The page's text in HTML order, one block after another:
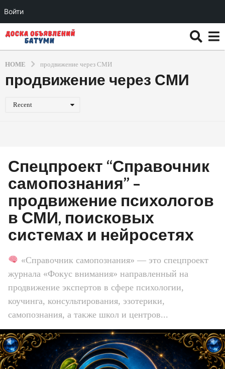
Войти
HOME продвижение через СМИ
продвижение через СМИ
Recent
Спецпроект “Справочник
самопознания” –
продвижение психологов
в СМИ, поисковых
системах и нейросетях
«Справочник самопознания» — это спецпроект
журнала «Фокус внимания» направленный на
продвижение экспертов в сфере психологии,
коучинга, консультирования, эзотерики,
самопознания, а также школ и центров...